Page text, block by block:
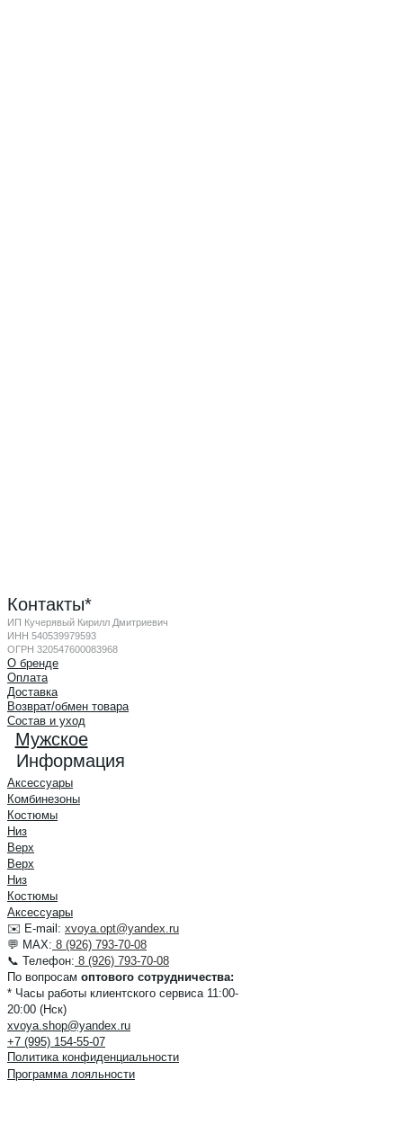
Контакты*
ИП Кучерявый Кирилл Дмитриевич
ИНН 540539979593
ОГРН 320547600083968
О бренде
Оплата
Доставка
Возврат/обмен товара
Состав и уход
Мужское
Информация
Аксессуары
Комбинезоны
Костюмы
Низ
Верх
Верх
Низ
Костюмы
Аксессуары
✉️ E-mail: xvoya.opt@yandex.ru
💬 MAX: 8 (926) 793-70-08
📞 Телефон: 8 (926) 793-70-08
По вопросам оптового сотрудничества:
* Часы работы клиентского сервиса 11:00-
20:00 (Нск)
xvoya.shop@yandex.ru
+7 (995) 154-55-07
Политика конфиденциальности
Программа лояльности